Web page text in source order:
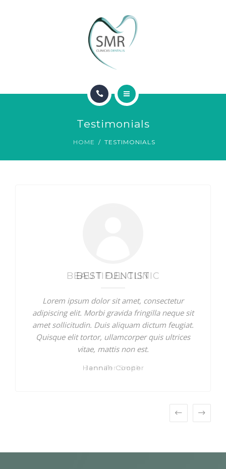
Testimonials
HOME TESTIMONIALS
BEAUTIFUL CLINIC
Lorem ipsum dolor sit amet, consectetur
adipiscing elit. Morbi gravida fringilla neque sit
amet sollicitudin. Duis aliquam dictum feugiat.
Quisque elit tortor, ullamcorper quis ultrices
vitae, mattis non est.
Jennifer Smith